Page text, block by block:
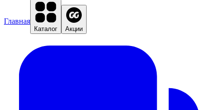
Главная
Каталог Акции